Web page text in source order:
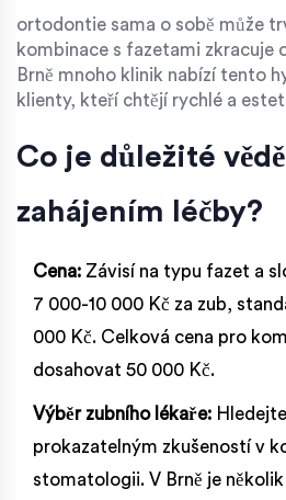
ortodontie sama o sobě může
kombinace s fazetami zkracuje
Brně mnoho klinik nabízí tento
klienty, kteří chtějí rychlé a
Co je důležité
zahájením léčby?
Cena: Závisí na typu fazet a
7 000-10 000 Kč za zub,
000 Kč. Celková cena pro
dosahovat 50 000 Kč.
Výběr zubního lékaře:
prokazatelným zkušeností v
stomatologii. V Brně je